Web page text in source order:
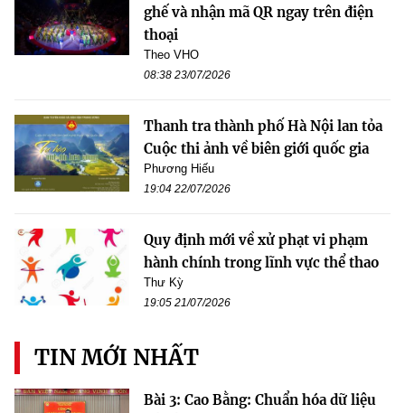
ghế và nhận mã QR ngay trên điện
thoại
Theo VHO
08:38 23/07/2026
Thanh tra thành phố Hà Nội lan tỏa
Cuộc thi ảnh về biên giới quốc gia
Phương Hiếu
19:04 22/07/2026
Quy định mới về xử phạt vi phạm
hành chính trong lĩnh vực thể thao
Thư Kỳ
19:05 21/07/2026
TIN MỚI NHẤT
Bài 3: Cao Bằng: Chuẩn hóa dữ liệu